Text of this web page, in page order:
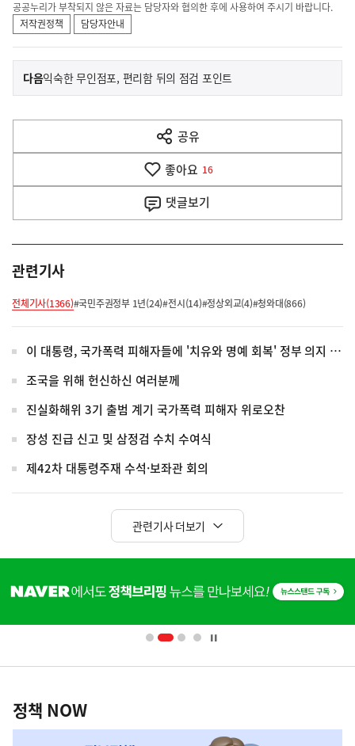
공공누리가 부착되지 않은 자료는 담당자와 협의한 후에 사용하여 주시기 바랍니다.
저작권정책
담당자안내
이
전
다
음
다음기
사
익숙한 무인점포, 편리함 뒤의 점검 포인트
공유
열
기
좋아요 16
댓글보기
관련기사
전체기사(1366)#국민주권정부 1년(24)#전시(14)#정상외교(4)#청와대(866)
이 대통령, 국가폭력 피해자들에 '치유와 명예 회복' 정부 의지 전달
조국을 위해 헌신하신 여러분께
진실화해위 3기 출범 계기 국가폭력 피해자 위로오찬
장성 진급 신고 및 삼정검 수치 수여식
제42차 대통령주재 수석·보좌관 회의
관련기사 더보기
단
영
책
NOW,
정책 NOW